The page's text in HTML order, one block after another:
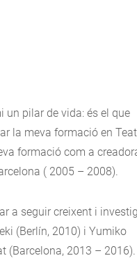
un pilar de vida: és el que
la meva formació en
formació com a
( 2005 – 2008).
a seguir creixent i
(Berlín, 2010) i Yumiko
(Barcelona, 2013 – 2016).